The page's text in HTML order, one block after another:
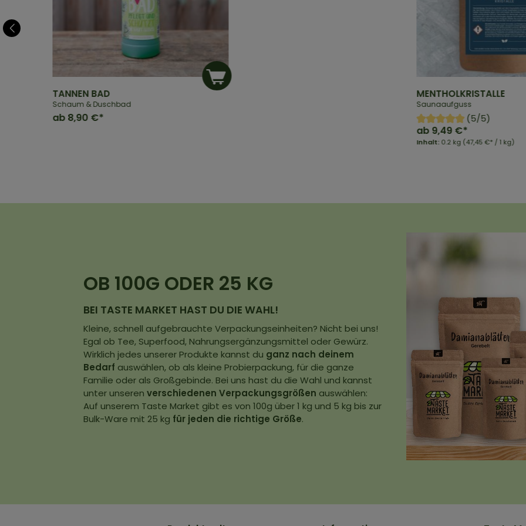
TANNEN BAD
Schaum & Duschbad
ab 8,90 €*
MENTHOLKRISTALLE
Saunaaufguss
(5/5)
Inhalt: 0.2 kg (47,45 €* / 1 kg)
ab 9,49 €*
OB 100G ODER 25 KG
BEI TASTE MARKET HAST DU DIE WAHL!
Kleine, schnell aufgebrauchte Verpackungseinheiten? Nicht bei uns!
Egal ob Tee, Superfood, Nahrungsergänzungsmittel oder Gewürz.
Wirklich jedes unserer Produkte kannst du ganz nach deinem
Bedarf auswählen, ob als kleine Probierpackung, für die ganze
Familie oder als Großgebinde. Bei uns hast du die Wahl und kannst
unter unseren verschiedenen Verpackungsgrößen auswählen:
Auf unserem Taste Market gibt es von 100g über 1 kg und 5 kg bis zur
Bulk-Ware mit 25 kg für jeden die richtige Größe.